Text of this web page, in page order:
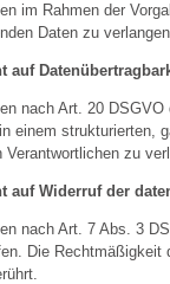
im Rahmen der
Daten zu
auf
nach Art. 20
einem strukturierten,
Verantwortlichen zu
auf Widerruf der
nach Art. 7 Abs. 3
Die Rechtmäßigkeit